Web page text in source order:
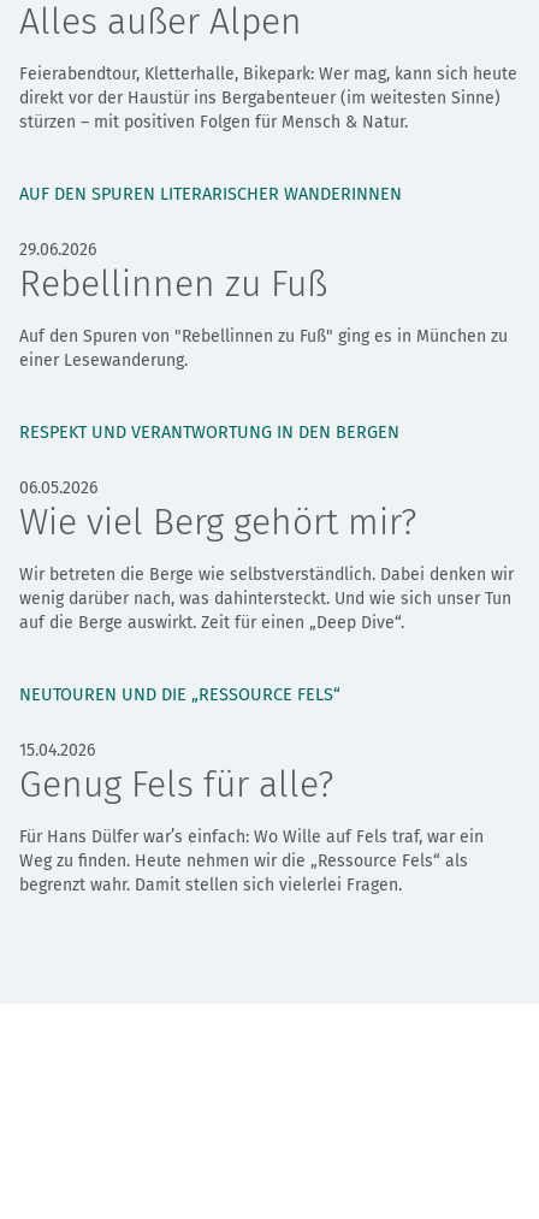
Alles außer Alpen
Feierabendtour, Kletterhalle, Bikepark: Wer mag, kann sich heute
direkt vor der Haustür ins Bergabenteuer (im weitesten Sinne)
stürzen – mit positiven Folgen für Mensch & Natur.
AUF DEN SPUREN LITERARISCHER WANDERINNEN
29.06.2026
Rebellinnen zu Fuß
Auf den Spuren von "Rebellinnen zu Fuß" ging es in München zu
einer Lesewanderung.
RESPEKT UND VERANTWORTUNG IN DEN BERGEN
06.05.2026
Wie viel Berg gehört mir?
Wir betreten die Berge wie selbstverständlich. Dabei denken wir
wenig darüber nach, was dahintersteckt. Und wie sich unser Tun
auf die Berge auswirkt. Zeit für einen „Deep Dive“.
NEUTOUREN UND DIE „RESSOURCE FELS“
15.04.2026
Genug Fels für alle?
Für Hans Dülfer war’s einfach: Wo Wille auf Fels traf, war ein
Weg zu finden. Heute nehmen wir die „Ressource Fels“ als
begrenzt wahr. Damit stellen sich vielerlei Fragen.